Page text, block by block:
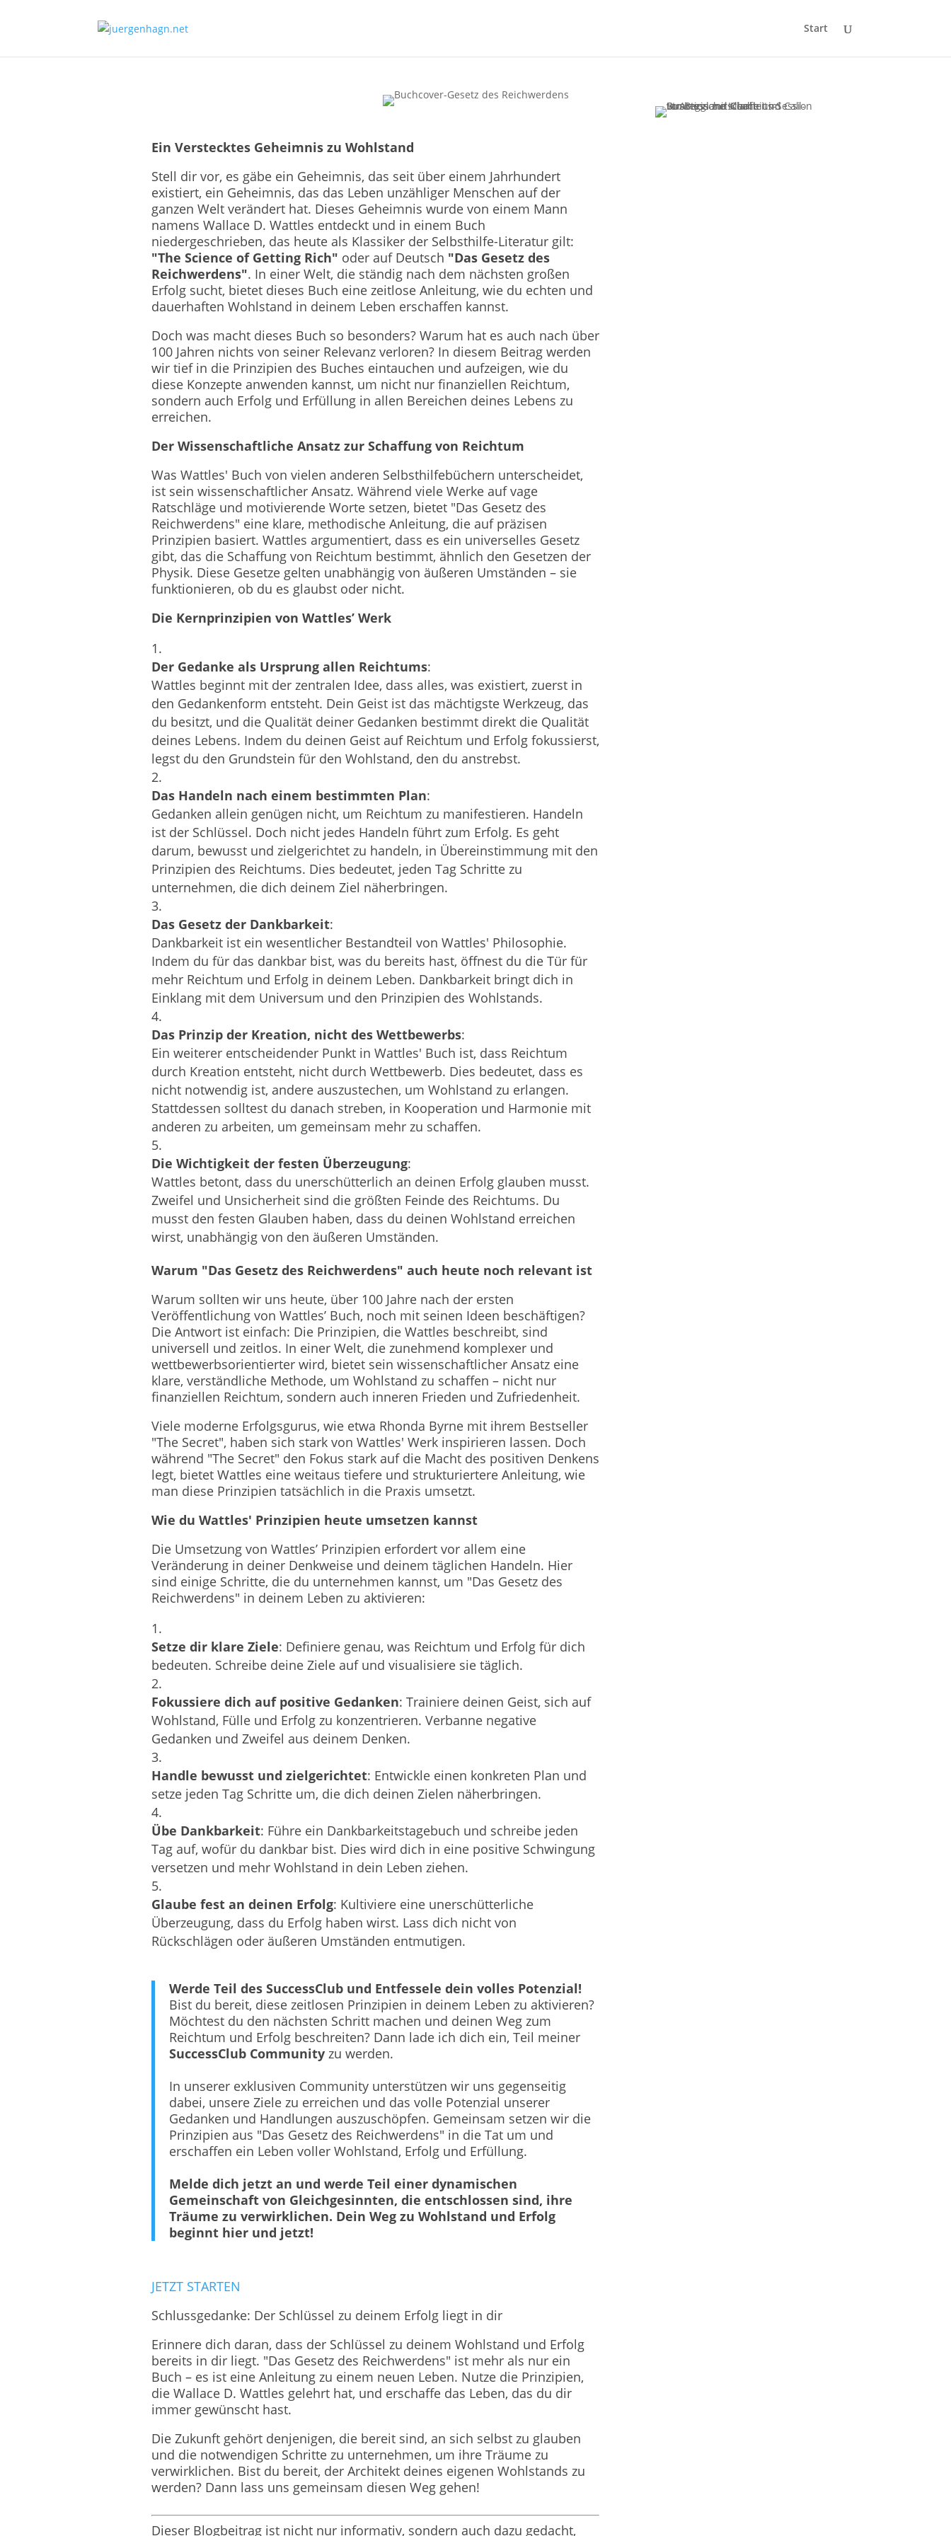
Start
Ein Verstecktes Geheimnis zu Wohlstand
Stell dir vor, es gäbe ein Geheimnis, das seit über einem Jahrhundert
existiert, ein Geheimnis, das das Leben unzähliger Menschen auf der
ganzen Welt verändert hat. Dieses Geheimnis wurde von einem Mann
namens Wallace D. Wattles entdeckt und in einem Buch
niedergeschrieben, das heute als Klassiker der Selbsthilfe-Literatur gilt:
"The Science of Getting Rich" oder auf Deutsch "Das Gesetz des
Reichwerdens". In einer Welt, die ständig nach dem nächsten großen
Erfolg sucht, bietet dieses Buch eine zeitlose Anleitung, wie du echten und
dauerhaften Wohlstand in deinem Leben erschaffen kannst.
Doch was macht dieses Buch so besonders? Warum hat es auch nach über
100 Jahren nichts von seiner Relevanz verloren? In diesem Beitrag werden
wir tief in die Prinzipien des Buches eintauchen und aufzeigen, wie du
diese Konzepte anwenden kannst, um nicht nur finanziellen Reichtum,
sondern auch Erfolg und Erfüllung in allen Bereichen deines Lebens zu
erreichen.
Der Wissenschaftliche Ansatz zur Schaffung von Reichtum
Was Wattles' Buch von vielen anderen Selbsthilfebüchern unterscheidet,
ist sein wissenschaftlicher Ansatz. Während viele Werke auf vage
Ratschläge und motivierende Worte setzen, bietet "Das Gesetz des
Reichwerdens" eine klare, methodische Anleitung, die auf präzisen
Prinzipien basiert. Wattles argumentiert, dass es ein universelles Gesetz
gibt, das die Schaffung von Reichtum bestimmt, ähnlich den Gesetzen der
Physik. Diese Gesetze gelten unabhängig von äußeren Umständen – sie
funktionieren, ob du es glaubst oder nicht.
Die Kernprinzipien von Wattles’ Werk
Der Gedanke als Ursprung allen Reichtums:
Wattles beginnt mit der zentralen Idee, dass alles, was existiert, zuerst in
den Gedankenform entsteht. Dein Geist ist das mächtigste Werkzeug, das
du besitzt, und die Qualität deiner Gedanken bestimmt direkt die Qualität
deines Lebens. Indem du deinen Geist auf Reichtum und Erfolg fokussierst,
legst du den Grundstein für den Wohlstand, den du anstrebst.
Das Handeln nach einem bestimmten Plan:
Gedanken allein genügen nicht, um Reichtum zu manifestieren. Handeln
ist der Schlüssel. Doch nicht jedes Handeln führt zum Erfolg. Es geht
darum, bewusst und zielgerichtet zu handeln, in Übereinstimmung mit den
Prinzipien des Reichtums. Dies bedeutet, jeden Tag Schritte zu
unternehmen, die dich deinem Ziel näherbringen.
Das Gesetz der Dankbarkeit:
Dankbarkeit ist ein wesentlicher Bestandteil von Wattles' Philosophie.
Indem du für das dankbar bist, was du bereits hast, öffnest du die Tür für
mehr Reichtum und Erfolg in deinem Leben. Dankbarkeit bringt dich in
Einklang mit dem Universum und den Prinzipien des Wohlstands.
Das Prinzip der Kreation, nicht des Wettbewerbs:
Ein weiterer entscheidender Punkt in Wattles' Buch ist, dass Reichtum
durch Kreation entsteht, nicht durch Wettbewerb. Dies bedeutet, dass es
nicht notwendig ist, andere auszustechen, um Wohlstand zu erlangen.
Stattdessen solltest du danach streben, in Kooperation und Harmonie mit
anderen zu arbeiten, um gemeinsam mehr zu schaffen.
Die Wichtigkeit der festen Überzeugung:
Wattles betont, dass du unerschütterlich an deinen Erfolg glauben musst.
Zweifel und Unsicherheit sind die größten Feinde des Reichtums. Du
musst den festen Glauben haben, dass du deinen Wohlstand erreichen
wirst, unabhängig von den äußeren Umständen.
Warum "Das Gesetz des Reichwerdens" auch heute noch relevant ist
Warum sollten wir uns heute, über 100 Jahre nach der ersten
Veröffentlichung von Wattles’ Buch, noch mit seinen Ideen beschäftigen?
Die Antwort ist einfach: Die Prinzipien, die Wattles beschreibt, sind
universell und zeitlos. In einer Welt, die zunehmend komplexer und
wettbewerbsorientierter wird, bietet sein wissenschaftlicher Ansatz eine
klare, verständliche Methode, um Wohlstand zu schaffen – nicht nur
finanziellen Reichtum, sondern auch inneren Frieden und Zufriedenheit.
Viele moderne Erfolgsgurus, wie etwa Rhonda Byrne mit ihrem Bestseller
"The Secret", haben sich stark von Wattles' Werk inspirieren lassen. Doch
während "The Secret" den Fokus stark auf die Macht des positiven Denkens
legt, bietet Wattles eine weitaus tiefere und strukturiertere Anleitung, wie
man diese Prinzipien tatsächlich in die Praxis umsetzt.
Wie du Wattles' Prinzipien heute umsetzen kannst
Die Umsetzung von Wattles’ Prinzipien erfordert vor allem eine
Veränderung in deiner Denkweise und deinem täglichen Handeln. Hier
sind einige Schritte, die du unternehmen kannst, um "Das Gesetz des
Reichwerdens" in deinem Leben zu aktivieren:
Setze dir klare Ziele: Definiere genau, was Reichtum und Erfolg für dich
bedeuten. Schreibe deine Ziele auf und visualisiere sie täglich.
Fokussiere dich auf positive Gedanken: Trainiere deinen Geist, sich auf
Wohlstand, Fülle und Erfolg zu konzentrieren. Verbanne negative
Gedanken und Zweifel aus deinem Denken.
Handle bewusst und zielgerichtet: Entwickle einen konkreten Plan und
setze jeden Tag Schritte um, die dich deinen Zielen näherbringen.
Übe Dankbarkeit: Führe ein Dankbarkeitstagebuch und schreibe jeden
Tag auf, wofür du dankbar bist. Dies wird dich in eine positive Schwingung
versetzen und mehr Wohlstand in dein Leben ziehen.
Glaube fest an deinen Erfolg: Kultiviere eine unerschütterliche
Überzeugung, dass du Erfolg haben wirst. Lass dich nicht von
Rückschlägen oder äußeren Umständen entmutigen.
Werde Teil des SuccessClub und Entfessele dein volles Potenzial!
Bist du bereit, diese zeitlosen Prinzipien in deinem Leben zu aktivieren?
Möchtest du den nächsten Schritt machen und deinen Weg zum
Reichtum und Erfolg beschreiten? Dann lade ich dich ein, Teil meiner
SuccessClub Communityzu werden.
In unserer exklusiven Community unterstützen wir uns gegenseitig
dabei, unsere Ziele zu erreichen und das volle Potenzial unserer
Gedanken und Handlungen auszuschöpfen. Gemeinsam setzen wir die
Prinzipien aus "Das Gesetz des Reichwerdens" in die Tat um und
erschaffen ein Leben voller Wohlstand, Erfolg und Erfüllung.
Melde dich jetzt an und werde Teil einer dynamischen
Gemeinschaft von Gleichgesinnten, die entschlossen sind, ihre
Träume zu verwirklichen. Dein Weg zu Wohlstand und Erfolg
beginnt hier und jetzt!
JETZT STARTEN
Schlussgedanke: Der Schlüssel zu deinem Erfolg liegt in dir
Erinnere dich daran, dass der Schlüssel zu deinem Wohlstand und Erfolg
bereits in dir liegt. "Das Gesetz des Reichwerdens" ist mehr als nur ein
Buch – es ist eine Anleitung zu einem neuen Leben. Nutze die Prinzipien,
die Wallace D. Wattles gelehrt hat, und erschaffe das Leben, das du dir
immer gewünscht hast.
Die Zukunft gehört denjenigen, die bereit sind, an sich selbst zu glauben
und die notwendigen Schritte zu unternehmen, um ihre Träume zu
verwirklichen. Bist du bereit, der Architekt deines eigenen Wohlstands zu
werden? Dann lass uns gemeinsam diesen Weg gehen!
Dieser Blogbeitrag ist nicht nur informativ, sondern auch dazu gedacht,